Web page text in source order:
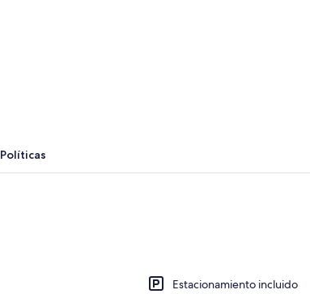
Políticas
Estacionamiento incluido